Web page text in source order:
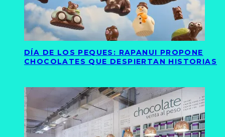
DÍA DE LOS PEQUES: RAPANUI PROPONE
CHOCOLATES QUE DESPIERTAN HISTORIAS